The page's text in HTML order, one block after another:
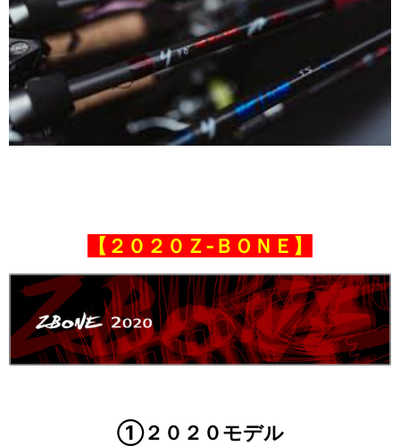
【２０２０Ｚ‐ＢＯＮＥ】
①２０２０モデル